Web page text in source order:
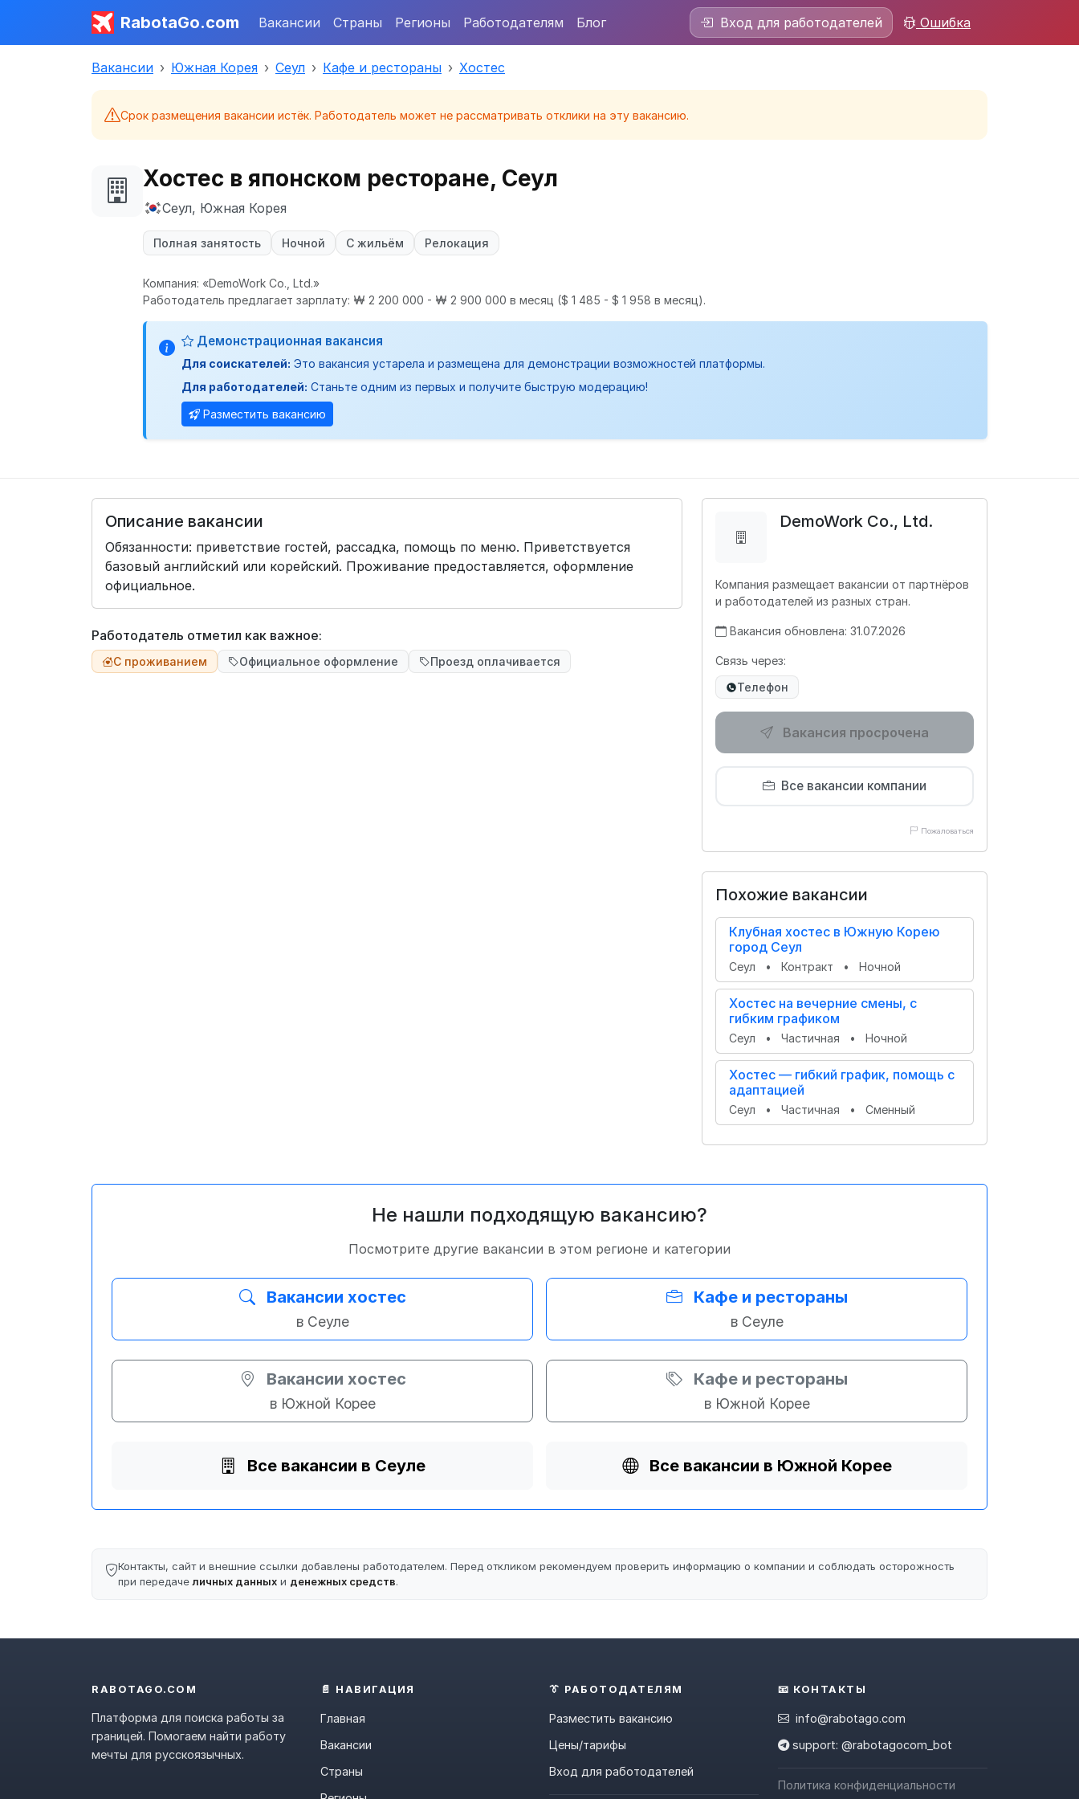
RabotaGo.com Вакансии Страны Регионы Работодателям Блог Вход для работодателей Ошибка
Вакансии Южная Корея Сеул Кафе и рестораны Хостес
Срок размещения вакансии истёк. Работодатель может не рассматривать отклики на эту вакансию.
Хостес в японском ресторане, Сеул
Сеул, Южная Корея
Полная занятость Ночной С жильём Релокация
Компания: «DemoWork Co., Ltd.»
Работодатель предлагает зарплату: ₩ 2 200 000 - ₩ 2 900 000 в месяц ($ 1 485 - $ 1 958 в месяц).
Демонстрационная вакансия
Для соискателей: Это вакансия устарела и размещена для демонстрации возможностей платформы.
Для работодателей: Станьте одним из первых и получите быструю модерацию!
Разместить вакансию
Описание вакансии
Обязанности: приветствие гостей, рассадка, помощь по меню. Приветствуется
базовый английский или корейский. Проживание предоставляется, оформление
официальное.
Работодатель отметил как важное:
С проживанием Официальное оформление Проезд оплачивается
DemoWork Co., Ltd.
Компания размещает вакансии от партнёров
и работодателей из разных стран.
Вакансия обновлена: 31.07.2026
Связь через:
Телефон
Вакансия просрочена
Все вакансии компании
Пожаловаться
Похожие вакансии
Клубная хостес в Южную Корею
город Сеул
Сеул • Контракт • Ночной
Хостес на вечерние смены, с
гибким графиком
Сеул • Частичная • Ночной
Хостес — гибкий график, помощь с
адаптацией
Сеул • Частичная • Сменный
Не нашли подходящую вакансию?
Посмотрите другие вакансии в этом регионе и категории
Вакансии хостес
в Сеуле
Кафе и рестораны
в Сеуле
Вакансии хостес
в Южной Корее
Кафе и рестораны
в Южной Корее
Все вакансии в Сеуле Все вакансии в Южной Корее
Контакты, сайт и внешние ссылки добавлены работодателем. Перед откликом рекомендуем проверить информацию о компании и соблюдать осторожность
при передачеличных данных и денежных средств.
RABOTAGO.COM
Платформа для поиска работы за
границей. Помогаем найти работу
мечты для русскоязычных.
📄 НАВИГАЦИЯ
Главная
Вакансии
Страны
👔 РАБОТОДАТЕЛЯМ
Разместить вакансию
Цены/тарифы
Вход для работодателей
📧 КОНТАКТЫ
info@rabotago.com
support: @rabotagocom_bot
Политика конфиденциальности